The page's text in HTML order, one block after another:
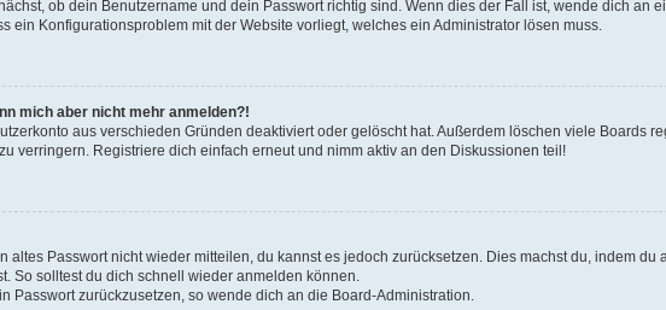
ob dein Benutzername und dein Passwort richtig sind. Wenn dies der Fall ist, wende dich an
ein Konfigurationsproblem mit der Website vorliegt, welches ein Administrator lösen muss.
mich aber nicht mehr anmelden?!
aus verschieden Gründen deaktiviert oder gelöscht hat. Außerdem löschen viele Boards
verringern. Registriere dich einfach erneut und nimm aktiv an den Diskussionen teil!
altes Passwort nicht wieder mitteilen, du kannst es jedoch zurücksetzen. Dies machst du, indem du
So solltest du dich schnell wieder anmelden können.
Passwort zurückzusetzen, so wende dich an die Board-Administration.